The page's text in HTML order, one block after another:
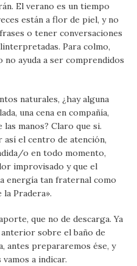
El verano es un tiempo
están a flor de piel, y no
o tener conversaciones
Para colmo,
no ayuda a ser comprendidos
naturales, ¿hay alguna
una cena en compañía,
manos? Claro que si.
así el centro de atención,
o en todo momento,
improvisado y que el
energía tan fraternal como
la Pradera».
que no de descarga. Ya
sobre el baño de
antes prepararemos ése, y
a indicar.